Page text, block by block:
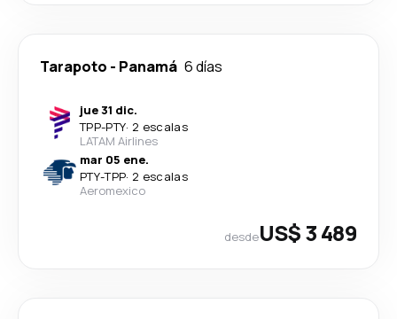
Tarapoto - Panamá 6 días
jue 31 dic.
TPP-PTY· 2 escalas
LATAM Airlines
mar 05 ene.
PTY-TPP· 2 escalas
Aeromexico
desdeUS$ 3 489